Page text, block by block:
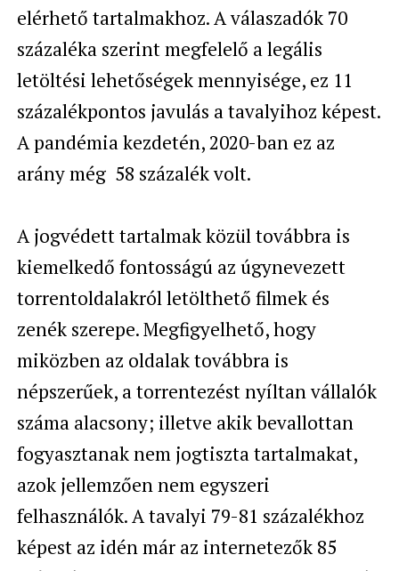
elérhető tartalmakhoz. A válaszadók 70
százaléka szerint megfelelő a legális
letöltési lehetőségek mennyisége, ez 11
százalékpontos javulás a tavalyihoz képest.
A pandémia kezdetén, 2020-ban ez az
arány még 58 százalék volt.
A jogvédett tartalmak közül továbbra is
kiemelkedő fontosságú az úgynevezett
torrentoldalakról letölthető filmek és
zenék szerepe. Megfigyelhető, hogy
miközben az oldalak továbbra is
népszerűek, a torrentezést nyíltan vállalók
száma alacsony; illetve akik bevallottan
fogyasztanak nem jogtiszta tartalmakat,
azok jellemzően nem egyszeri
felhasználók. A tavalyi 79-81 százalékhoz
képest az idén már az internetezők 85